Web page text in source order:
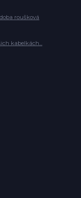
roušková
kabelkách...